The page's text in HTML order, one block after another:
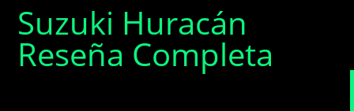
Suzuki Huracán
Reseña Completa